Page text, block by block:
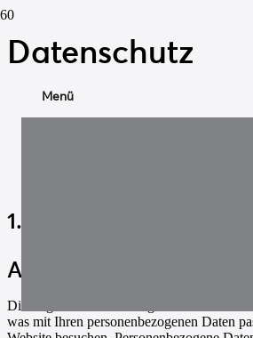
Menü
Datenschutz
1. Datenschutz auf
Allgemeine Hinweise
Die folgenden Hinweise geben einen
was mit Ihren personenbezogenen Daten